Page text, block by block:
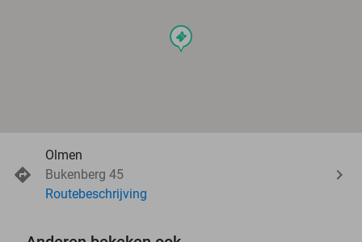
events
Olmen
Bukenberg 45
Routebeschrijving